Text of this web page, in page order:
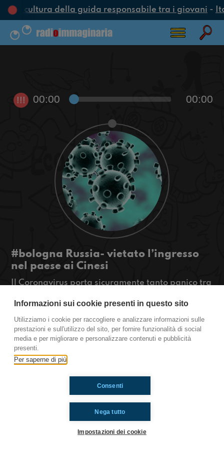
una cultura della guida responsabile tra i giovani-
!!! 00:00 00:00
#bologna Russia- vietato l’ingresso
nel paese ai Cinesi
Il Coronavirus porta sicuramente tanto panico tra
tipo di contatto col mondo cinese?
#OkkinSu www.radioimmaginaria.it
Bologna
Informazioni sui cookie presenti in questo sito
Utilizziamo i cookie per raccogliere e analizzare informazioni sulle
prestazioni e sull'utilizzo del sito, per fornire funzionalità di social
media e per migliorare e personalizzare contenuti e pubblicità
presenti.
Per saperne di più
Nega tutto
Consenti
Impostazioni dei cookie